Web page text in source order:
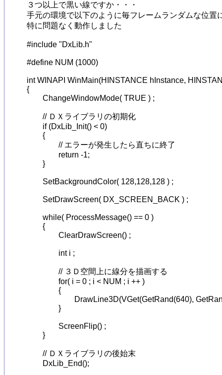
３つ以上で黒い線ですか・・・
手元の環境で以下のように毎フレームランダムな位
特に問題なく動作しました
#include "DxLib.h"
#define NUM (1000)
int WINAPI WinMain(HINSTANCE hInstance,
{